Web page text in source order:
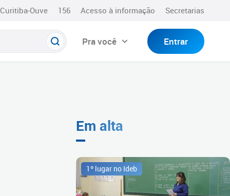
Curitiba-Ouve 156 Acesso à informação Secretarias
Pra você Entrar
Em alta
1º lugar no Ideb